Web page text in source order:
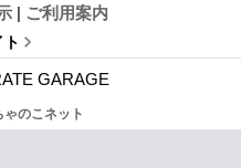
| ご利用案内
ト
GARAGE
ゃのこネット